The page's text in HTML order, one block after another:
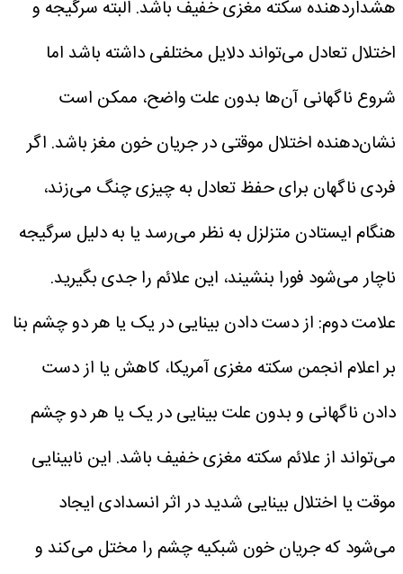
هشداردهنده سکته مغزی خفیف باشد. البته سرگیجه و
اختلال تعادل می‌تواند دلایل مختلفی داشته باشد اما
شروع ناگهانی آن‌ها بدون علت واضح، ممکن است
نشان‌دهنده اختلال موقتی در جریان خون مغز باشد. اگر
فردی ناگهان برای حفظ تعادل به چیزی چنگ می‌زند،
هنگام ایستادن متزلزل به نظر می‌رسد یا به دلیل سرگیجه
ناچار می‌شود فورا بنشیند، این علائم را جدی بگیرید.
علامت دوم: از دست دادن بینایی در یک یا هر دو چشم بنا
بر اعلام انجمن سکته مغزی آمریکا، کاهش یا از دست
دادن ناگهانی و بدون علت بینایی در یک یا هر دو چشم
می‌تواند از علائم سکته مغزی خفیف باشد. این نابینایی
موقت یا اختلال بینایی شدید در اثر انسدادی ایجاد
می‌شود که جریان خون شبکیه چشم را مختل می‌کند و